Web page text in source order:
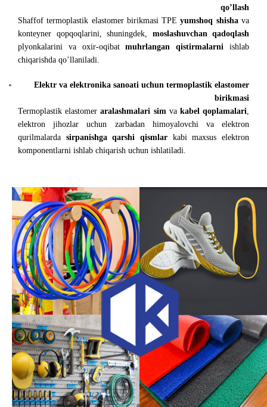
qo’llash
Shaffof termoplastik elastomer birikmasi TPEyumshoq shishava
konteyner qopqoqlarini, shuningdek, moslashuvchan qadoqlash
plyonkalarini va oxir-oqibatmuhrlangan qistirmalarni ishlab
chiqarishda qo’llaniladi.
Elektr va elektronika sanoati uchun termoplastik elastomer
birikmasi
Termoplastik elastomeraralashmalari simva kabel qoplamalari,
elektron jihozlar uchun zarbadan himoyalovchi va elektron
qurilmalarda sirpanishga qarshi qismlar kabi maxsus elektron
komponentlarni ishlab chiqarish uchun ishlatiladi.